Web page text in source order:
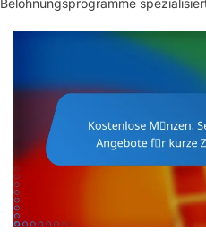
Belohnungsprogramme